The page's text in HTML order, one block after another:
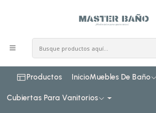
Productos InicioMuebles De Baño
Cubiertas Para Vanitorios
Muebles para lavamanos sobreponer
sobreponer aereo de 140 cm
Mueble Vanitorio aereo para lavamanos
de 140 cm M2-1430-SPA /